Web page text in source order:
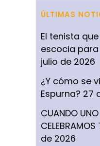
ÚLTIMAS
El tenista
escocia
julio de 2026
¿Y cómo se
Espurna? 27
CUANDO UNO
CELEBRAMOS
de 2026